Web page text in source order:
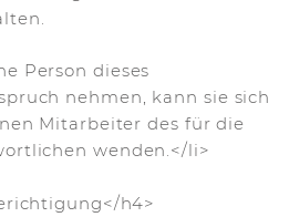
Person dieses
nehmen, kann sie sich
Mitarbeiter des für die
wenden.</li>
h4>